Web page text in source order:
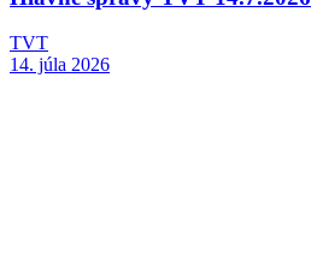
TVT
14. júla 2026